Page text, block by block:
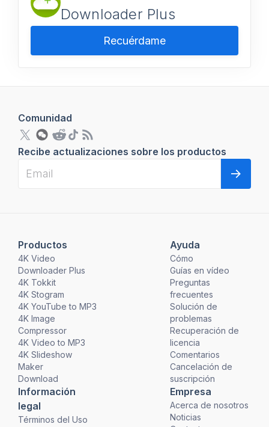
Downloader Plus
Recuérdame
Productos
4K Video
Downloader Plus
4K Tokkit
4K Stogram
4K YouTube to MP3
4K Image
Compressor
4K Video to MP3
4K Slideshow
Maker
Download
Ayuda
Cómo
Guías en vídeo
Preguntas
frecuentes
Solución de
problemas
Recuperación de
licencia
Comentarios
Cancelación de
suscripción
Información
legal
Términos del Uso
Empresa
Acerca de nosotros
Noticias
Comunidad
Recibe actualizaciones sobre los productos